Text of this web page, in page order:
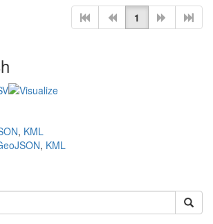
1
, KML
, KML